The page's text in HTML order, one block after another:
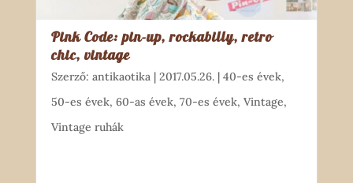
Pink Code: pin-up, rockabilly, retro
chic, vintage
Szerző: antikaotika| 2017.05.26.| 40-es évek,
50-es évek, 60-as évek, 70-es évek, Vintage,
Vintage ruhák